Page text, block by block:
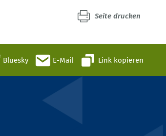
Seite drucken
Bluesky E-Mail Link kopieren